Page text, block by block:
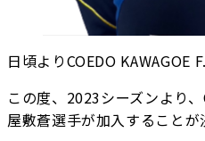
日頃よりCOEDO KAWAGOE
この度、2023シーズンより
屋敷蒼選手が加入することが